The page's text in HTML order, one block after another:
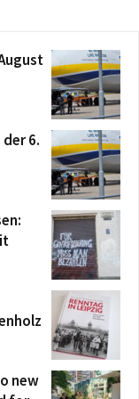
6.
new